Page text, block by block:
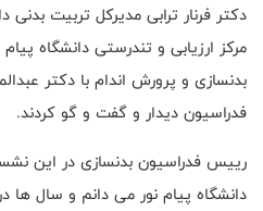
دکتر فرنار ترابی مدیرکل تربیت
مرکز ارزیابی و تندرستی دانشگاه
بدنسازی و پرورش اندام با دکتر
فدراسیون دیدار و گفت و گو کردند.
رییس فدراسیون بدنسازی در این
دانشگاه پیام نور می دانم و سال